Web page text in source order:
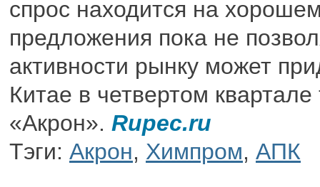
спрос находится на
предложения пока не
активности рынку может
Китае в четвертом
«Акрон». Rupec.ru
Тэги: Акрон, Химпром, АПК